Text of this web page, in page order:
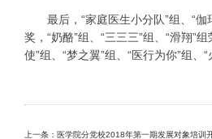
最后，“家庭医生小分队”组、“
奖，“奶酪”组、“三三三”组、“滑翔”
使”组、“梦之翼”组、“医行为你”组、
上一条：医学院分党校2018年第一期发展对象培训